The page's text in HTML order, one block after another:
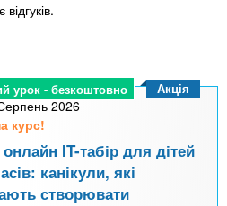
урок - безкоштовно
2026
курс!
онлайн IT-табір для дітей
канікули, які
створювати
Акція